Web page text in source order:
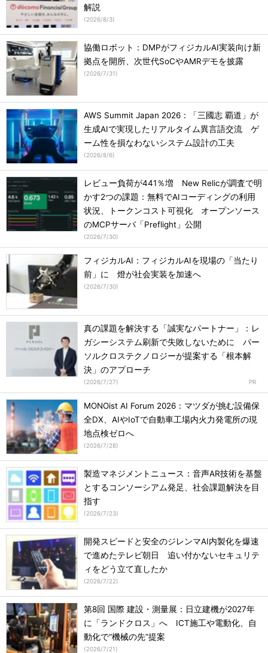
解説
(2026/8/3)
協働ロボット：DMPがフィジカルAI実装向け新
拠点を開所、次世代SoCやAMRデモを披露
(2026/7/31)
AWS Summit Japan 2026：「三國志 覇道」が
生成AIで実現したリアルタイム異言語交流 ゲ
ーム性を損なわないシステム設計の工夫
(2026/8/6)
レビュー負荷が441％増 New Relicが調査で明
かす2つの課題：無料でAIコーディングの利用
状況、トークンコスト可視化 オープンソース
のMCPサーバ「Preflight」公開
(2026/7/30)
フィジカルAI：フィジカルAIを現場の「当たり
前」に 燈が社会実装を加速へ
(2026/7/30)
真の課題を解決する「誠実なパートナー」：レ
ガシーシステム刷新で失敗しないために パー
ソルクロステクノロジーが提案する「根本解
決」のアプローチ
(2026/7/27)
MONOist AI Forum 2026：マツダが挑む設備保
全DX、AIやIoTで自動車工場内火力発電所の現
地点検ゼロへ
(2026/7/28)
製造マネジメントニュース：音声AR技術を基盤
とするコンソーシアム発足、社会課題解決を目
指す
(2026/7/23)
開発スピードと安全のジレンマAI内製化を爆速
で進めたテレビ朝日 追い付かないセキュリテ
ィをどう立て直したか
(2026/7/22)
第8回 国際 建設・測量展：日立建機が2027年
に「ランドクロス」へ ICT施工や電動化、自
動化で“機械の先”提案
(2026/7/21)